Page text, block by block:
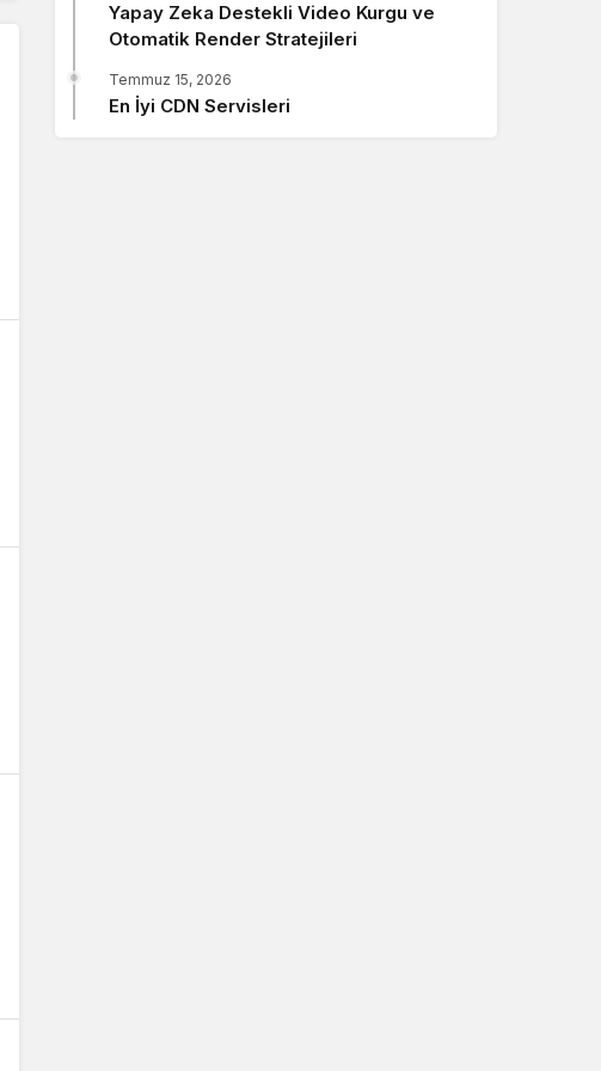
Yapay Zeka Destekli Video Kurgu ve
Otomatik Render Stratejileri
En İyi CDN Servisleri
Temmuz 15, 2026